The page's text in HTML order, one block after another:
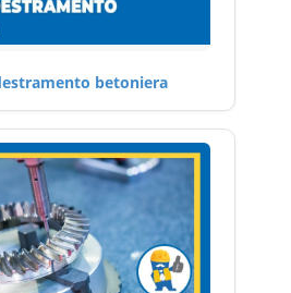
betoniera